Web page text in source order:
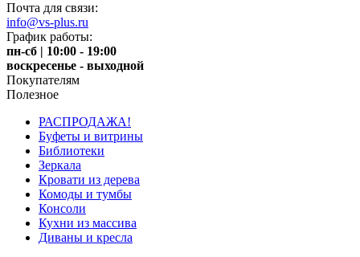
Почта для связи:
info@vs-plus.ru
График работы:
пн-сб | 10:00 - 19:00
воскресенье - выходной
Покупателям
Полезное
РАСПРОДАЖА!
Буфеты и витрины
Библиотеки
Зеркала
Кровати из дерева
Комоды и тумбы
Консоли
Кухни из массива
Диваны и кресла